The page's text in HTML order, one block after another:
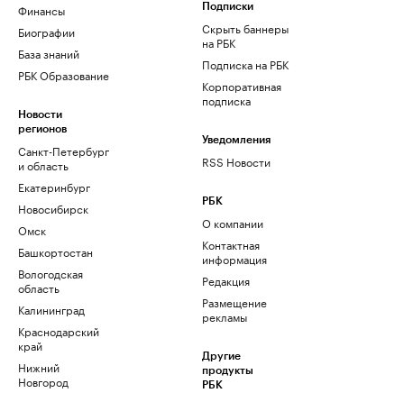
Финансы
Биографии
База знаний
РБК Образование
Новости
регионов
Санкт-Петербург
и область
Екатеринбург
Новосибирск
Омск
Башкортостан
Вологодская
область
Калининград
Краснодарский
край
Нижний
Новгород
Подписки
Скрыть баннеры
на РБК
Подписка на РБК
Корпоративная
подписка
Уведомления
RSS Новости
РБК
О компании
Контактная
информация
Редакция
Размещение
рекламы
Другие
продукты
РБК